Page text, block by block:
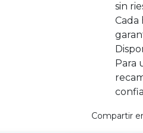
sin
Cada
Para
Compartir